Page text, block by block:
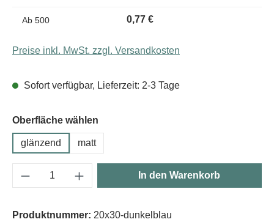
Ab 500 0,77 €
Preise inkl. MwSt. zzgl. Versandkosten
Sofort verfügbar, Lieferzeit: 2-3 Tage
Oberfläche wählen
glänzend matt
Produkt Anzahl: Gib den gewünschten
In den Warenkorb
Produktnummer: 20x30-dunkelblau